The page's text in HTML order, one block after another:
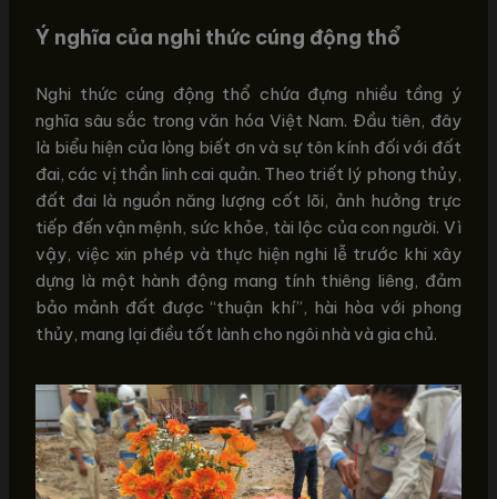
Ý nghĩa của nghi thức cúng động thổ
Nghi thức cúng động thổ chứa đựng nhiều tầng ý
nghĩa sâu sắc trong văn hóa Việt Nam. Đầu tiên, đây
là biểu hiện của lòng biết ơn và sự tôn kính đối với đất
đai, các vị thần linh cai quản. Theo triết lý phong thủy,
đất đai là nguồn năng lượng cốt lõi, ảnh hưởng trực
tiếp đến vận mệnh, sức khỏe, tài lộc của con người. Vì
vậy, việc xin phép và thực hiện nghi lễ trước khi xây
dựng là một hành động mang tính thiêng liêng, đảm
bảo mảnh đất được “thuận khí”, hài hòa với phong
thủy, mang lại điều tốt lành cho ngôi nhà và gia chủ.